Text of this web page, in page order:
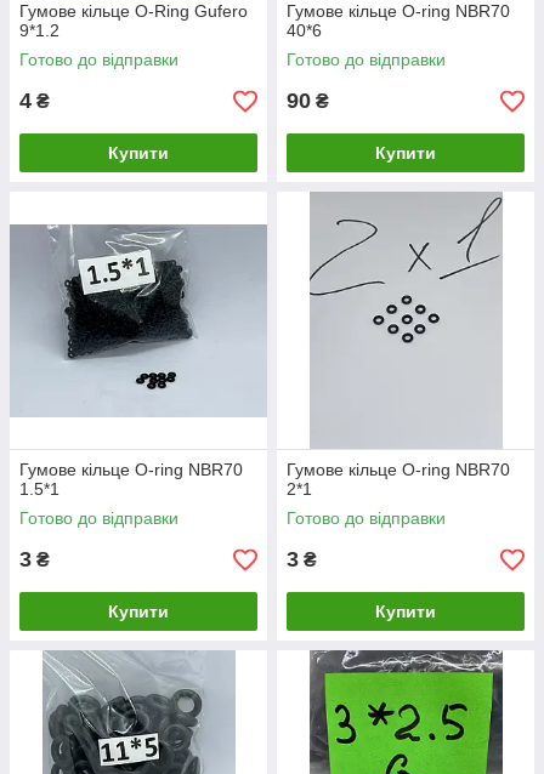
Гумове кільце O-Ring Gufero
9*1.2
Готово до відправки
4 ₴
Купити
Гумове кільце O-ring NBR70
40*6
Готово до відправки
90 ₴
Купити
Гумове кільце O-ring NBR70
1.5*1
Готово до відправки
3 ₴
Купити
Гумове кільце O-ring NBR70
2*1
Готово до відправки
3 ₴
Купити